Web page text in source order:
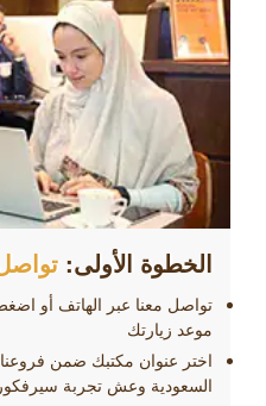
الخطوة الأولى:
تواصل معنا عبر الهاتف أو
موعد زيارتك
السعودية وعش تجربة